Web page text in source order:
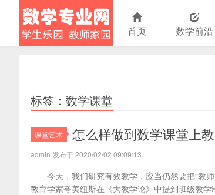
小学数学
首页 数学前沿
标签：数学课堂
课堂艺术 怎么样做到数学课堂上教
admin 发布于 2020/02/02 09:09:13
今天，我们研究有效教学，应当仍然要把“
教育学家夸美纽斯在《大教学论》中提到班级教